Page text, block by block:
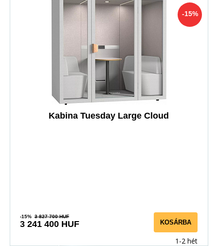
-15%
Kabina Tuesday Large Cloud
-15% 3 827 700 HUF
3 241 400 HUF KOSÁRBA
1-2 hét